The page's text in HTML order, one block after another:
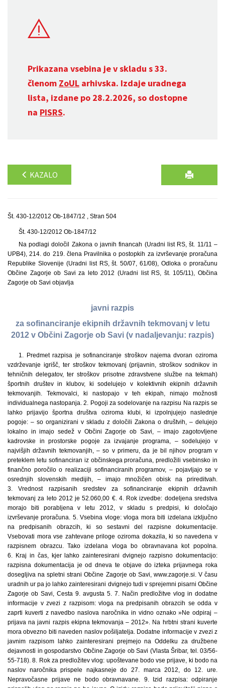
Prikazana vsebina je v skladu s 33.
členom ZoUL arhivska. Izdaje uradnega
lista, izdane po 28.2.2026, so dostopne
na PISRS.
KAZALO
Št. 430-12/2012 Ob-1847/12 , Stran 504
Št. 430-12/2012 Ob-1847/12
Na podlagi določil Zakona o javnih financah (Uradni list RS, št. 11/11 –
UPB4), 214. do 219. člena Pravilnika o postopkih za izvrševanje proračuna
Republike Slovenije (Uradni list RS, št. 50/07, 61/08), Odloka o proračunu
Občine Zagorje ob Savi za leto 2012 (Uradni list RS, št. 105/11), Občina
Zagorje ob Savi objavlja
javni razpis
za sofinanciranje ekipnih državnih tekmovanj v letu
2012 v Občini Zagorje ob Savi (v nadaljevanju: razpis)
1. Predmet razpisa je sofinanciranje stroškov najema dvoran oziroma
vzdrževanje igrišč, ter stroškov tekmovanj (prijavnin, stroškov sodnikov in
tehničnih delegatov, ter stroškov prisotne zdravstvene službe na tekmah)
športnih društev in klubov, ki sodelujejo v kolektivnih ekipnih državnih
tekmovanjih. Tekmovalci, ki nastopajo v teh ekipah, nimajo možnosti
individualnega nastopanja. 2. Pogoji za sodelovanje na razpisu Na razpis se
lahko prijavijo športna društva oziroma klubi, ki izpolnjujejo naslednje
pogoje: – so organizirani v skladu z določili Zakona o društvih, – delujejo
lokalno in imajo sedež v Občini Zagorje ob Savi, – imajo zagotovljene
kadrovske in prostorske pogoje za izvajanje programa, – sodelujejo v
najvišjih državnih tekmovanjih, – so v primeru, da je bil njihov program v
preteklem letu sofinanciran iz občinskega proračuna, predložili vsebinsko in
finančno poročilo o realizaciji sofinanciranih programov, – pojavljajo se v
osrednjih slovenskih medijih, – imajo množičen obisk na prireditvah.
3. Vrednost razpisanih sredstev za sofinanciranje ekipnih državnih
tekmovanj za leto 2012 je 52.060,00 €. 4. Rok izvedbe: dodeljena sredstva
morajo biti porabljena v letu 2012, v skladu s predpisi, ki določajo
izvrševanje proračuna. 5. Vsebina vloge: vloga mora biti izdelana izključno
na predpisanih obrazcih, ki so sestavni del razpisne dokumentacije.
Vsebovati mora vse zahtevane priloge oziroma dokazila, ki so navedena v
razpisnem obrazcu. Tako izdelana vloga bo obravnavana kot popolna.
6. Kraj in čas, kjer lahko zainteresirani dvignejo razpisno dokumentacijo:
razpisna dokumentacija je od dneva te objave do izteka prijavnega roka
dosegljiva na spletni strani Občine Zagorje ob Savi, www.zagorje.si. V času
uradnih ur pa jo lahko zainteresirani dvignejo tudi v sprejemni pisarni Občine
Zagorje ob Savi, Cesta 9. avgusta 5. 7. Način predložitve vlog in dodatne
informacije v zvezi z razpisom: vloga na predpisanih obrazcih se odda v
zaprti kuverti z navedbo naslova naročnika in vidno oznako »Ne odpiraj –
prijava na javni razpis ekipna tekmovanja – 2012». Na hrbtni strani kuverte
mora obvezno biti naveden naslov pošiljatelja. Dodatne informacije v zvezi z
javnim razpisom lahko zainteresirani prejmejo na Oddelku za družbene
dejavnosti in gospodarstvo Občine Zagorje ob Savi (Vlasta Šribar, tel. 03/56-
55-718). 8. Rok za predložitev vlog: upoštevane bodo vse prijave, ki bodo na
naslov naročnika prispele najkasneje do 27. marca 2012, do 12. ure.
Nepravočasne prijave ne bodo obravnavane. 9. Izid razpisa: odpiranje